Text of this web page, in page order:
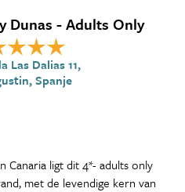
Dunas - Adults Only
Las Dalias 11,
Spanje
Canaria ligt dit 4*- adults only
met de levendige kern van